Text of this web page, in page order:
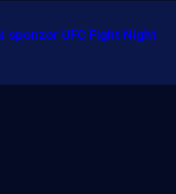
sponzor UFC Fight Night